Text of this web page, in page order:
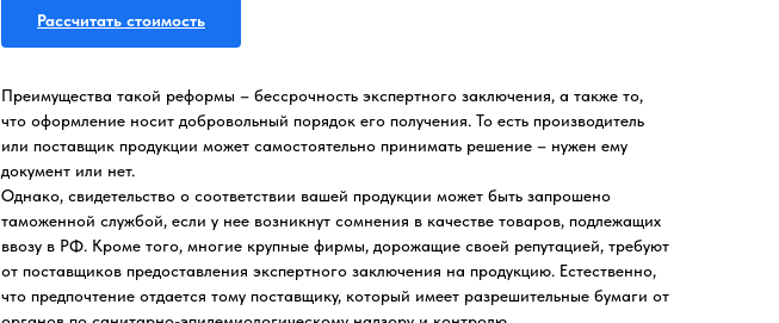
Рассчитать стоимость
Преимущества такой реформы – бессрочность экспертного заключения, а также то,
что оформление носит добровольный порядок его получения. То есть производитель
или поставщик продукции может самостоятельно принимать решение – нужен ему
документ или нет.
Однако, свидетельство о соответствии вашей продукции может быть запрошено
таможенной службой, если у нее возникнут сомнения в качестве товаров, подлежащих
ввозу в РФ. Кроме того, многие крупные фирмы, дорожащие своей репутацией, требуют
от поставщиков предоставления экспертного заключения на продукцию. Естественно,
что предпочтение отдается тому поставщику, который имеет разрешительные бумаги от